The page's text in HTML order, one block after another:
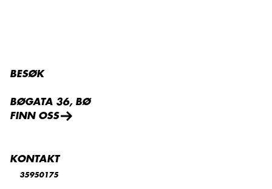
BESØK
BØGATA 36, BØ
FINN OSS
KONTAKT
35950175